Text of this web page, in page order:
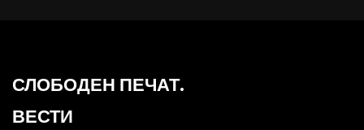
СЛОБОДЕН ПЕЧАТ.
ВЕСТИ